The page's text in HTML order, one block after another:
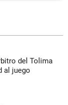
del Tolima
al juego